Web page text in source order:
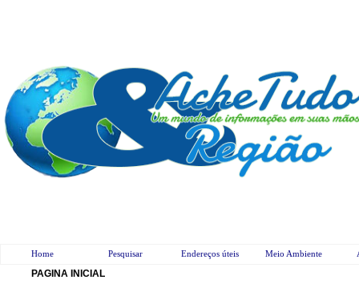
Home Pesquisar Endereços úteis Meio Ambiente
PAGINA INICIAL